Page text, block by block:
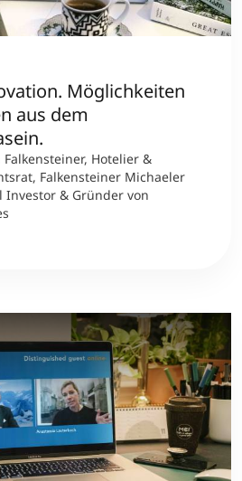
Bachelor/Master
Programme
Möglichkeiten
aus dem
Hotelier &
Falkensteiner Michaeler
Investor & Gründer von